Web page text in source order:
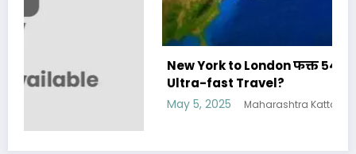
New York to London फक्त ५४ मिनिटात- Future of
Ultra-fast Travel?
Maharashtra Katta